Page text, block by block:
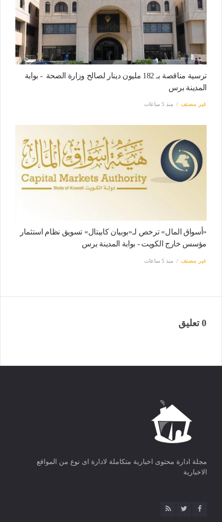
ترسية مناقصة بـ 182 مليون دينار لصالح وزارة الصحة - بوابة
المدينة برس
غير مصنف منذ 5 ساعات
«أسواق المال» ترخص لـ«بوبيان كابيتال» تسويق نظام استثمار
مؤسس خارج الكويت - بوابة المدينة برس
غير مصنف منذ 5 ساعات
0 تعليق
مجلة ادارة محتوى اخبارية متكاملة لادارة اى نوع من المواقع
الاخبارية